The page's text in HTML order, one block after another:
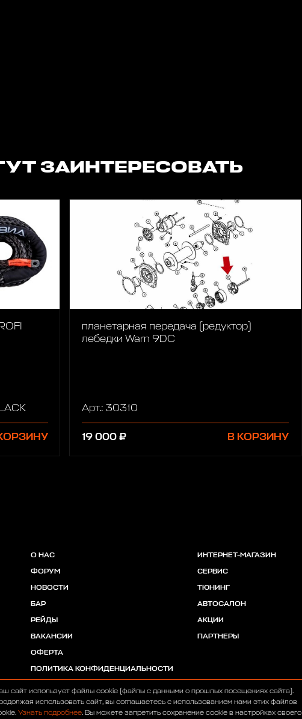
ЗАИНТЕРЕСОВАТЬ
планетарная передача (редуктор)
лебедки Warn 9DC
Арт.: 30310
19 000 ₽ В КОРЗИНУ
О НАС
ФОРУМ
НОВОСТИ
БАР
РЕЙДЫ
ВАКАНСИИ
ОФЕРТА
ПОЛИТИКА КОНФИДЕНЦИАЛЬНОСТИ
ИНТЕРНЕТ-МАГАЗИН
СЕРВИС
ТЮНИНГ
АВТОСАЛОН
АКЦИИ
ПАРТНЕРЫ
сайт использует файлы cookie (файлы с данными о прошлых посещениях сайта).
использовать сайт, вы соглашаетесь с использованием нами этих файлов
Узнать подробнее. Вы можете запретить сохранение cookie в настройках своего